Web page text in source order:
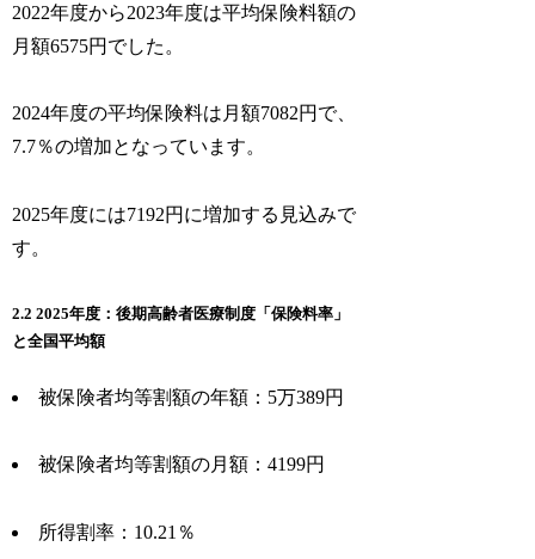
2022年度から2023年度は平均保険料額の
月額6575円でした。
2024年度の平均保険料は月額7082円で、
7.7％の増加となっています。
2025年度には7192円に増加する見込みで
す。
2.2 2025年度：後期高齢者医療制度「保険料率」
と全国平均額
被保険者均等割額の年額：5万389円
被保険者均等割額の月額：4199円
所得割率：10.21％